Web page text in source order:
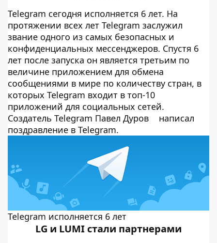
Telegram сегодня исполняется 6 лет. На
протяжении всех лет Telegram заслужил
звание одного из самых безопасных и
конфиденциальных мессенджеров. Спустя 6
лет после запуска он является третьим по
величине приложением для обмена
сообщениями в мире по количеству стран, в
которых Telegram входит в топ-10
приложений для социальных сетей.
Создатель Telegram Павел Дуров
написал
поздравление в Telegram.
Telegram исполняется 6 лет
LG и LUMI стали партнерами